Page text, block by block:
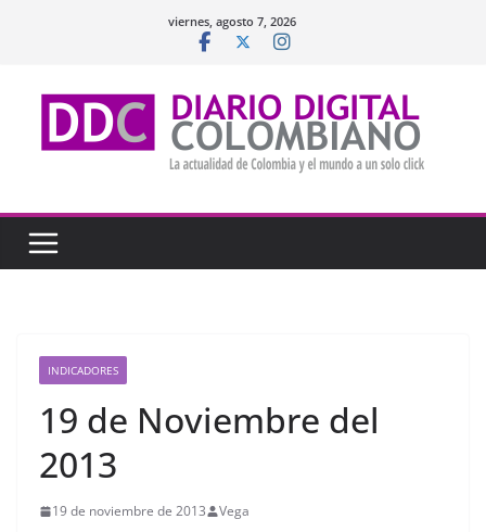
viernes, agosto 7, 2026
INDICADORES
19 de Noviembre del
2013
19 de noviembre de 2013 Vega